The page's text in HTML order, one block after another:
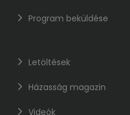
Program beküldése
Letöltések
Házasság magazin
Videók